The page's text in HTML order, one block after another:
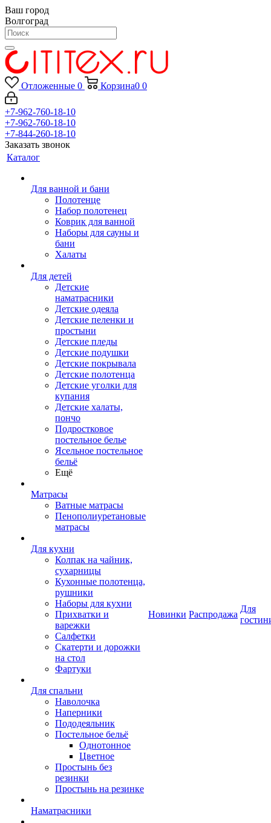
Ваш город
Волгоград
Отложенные 0 Корзина0 0
+7-962-760-18-10
+7-962-760-18-10
+7-844-260-18-10
Заказать звонок
Каталог
Для ванной и бани
Полотенце
Набор полотенец
Коврик для ванной
Наборы для сауны и
бани
Халаты
Для детей
Детские
наматрасники
Детские одеяла
Детские пеленки и
простыни
Детские пледы
Детские подушки
Детские покрывала
Детские полотенца
Детские уголки для
купания
Детские халаты,
пончо
Подростковое
постельное белье
Ясельное постельное
бельё
Ещё
Матрасы
Ватные матрасы
Пенополиуретановые
матрасы
Для кухни
Колпак на чайник,
сухарницы
Кухонные полотенца,
рушники
Наборы для кухни
Прихватки и
варежки
Салфетки
Скатерти и дорожки
на стол
Фартуки
Для спальни
Наволочка
Наперники
Пододеяльник
Постельное бельё
Однотонное
Цветное
Простынь без
резинки
Простынь на резинке
Наматрасники
Новинки Распродажа
Для